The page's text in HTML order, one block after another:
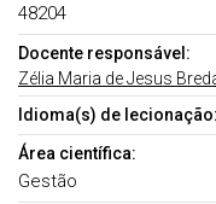
48204
Docente responsável:
Zélia Maria de Jesus
Idioma(s) de lecionação:
Área científica:
Gestão